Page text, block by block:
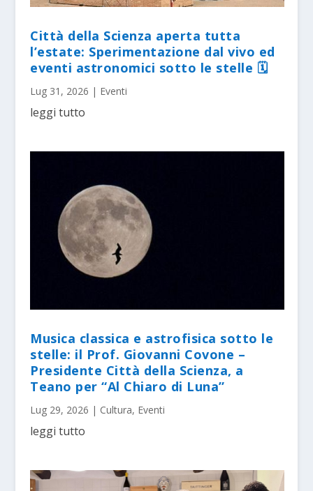
Città della Scienza aperta tutta
l’estate: Sperimentazione dal vivo ed
eventi astronomici sotto le stelle 🗓
Lug 31, 2026 | Eventi
leggi tutto
Musica classica e astrofisica sotto le
stelle: il Prof. Giovanni Covone –
Presidente Città della Scienza, a
Teano per “Al Chiaro di Luna”
Lug 29, 2026 | Cultura, Eventi
leggi tutto